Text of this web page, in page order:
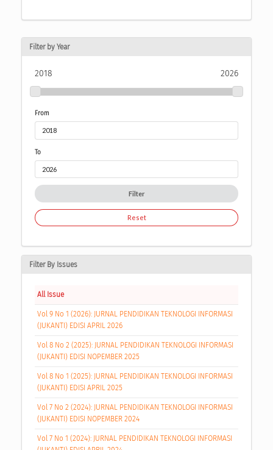
Filter by Year
2018 2026
From
To
Filter
Reset
Filter By Issues
All Issue
Vol 9 No 1 (2026): JURNAL PENDIDIKAN TEKNOLOGI INFORMASI
(JUKANTI) EDISI APRIL 2026
Vol 8 No 2 (2025): JURNAL PENDIDIKAN TEKNOLOGI INFORMASI
(JUKANTI) EDISI NOPEMBER 2025
Vol 8 No 1 (2025): JURNAL PENDIDIKAN TEKNOLOGI INFORMASI
(JUKANTI) EDISI APRIL 2025
Vol 7 No 2 (2024): JURNAL PENDIDIKAN TEKNOLOGI INFORMASI
(JUKANTI) EDISI NOPEMBER 2024
Vol 7 No 1 (2024): JURNAL PENDIDIKAN TEKNOLOGI INFORMASI